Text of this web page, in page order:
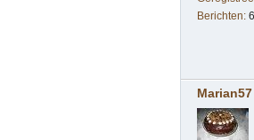
Berichten:
Marian57